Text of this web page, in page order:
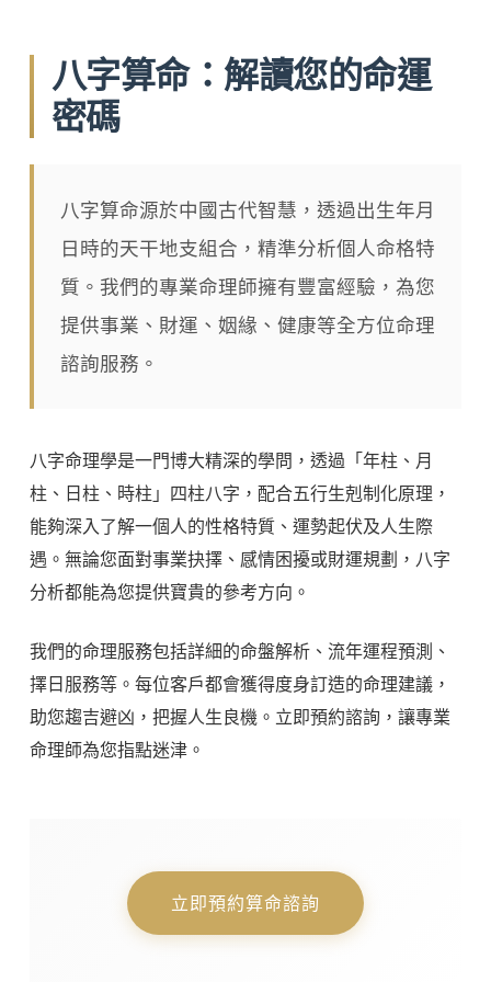
八字算命：解讀您的命運
密碼
八字算命源於中國古代智慧，透過出生年月
日時的天干地支組合，精準分析個人命格特
質。我們的專業命理師擁有豐富經驗，為您
提供事業、財運、姻緣、健康等全方位命理
諮詢服務。
八字命理學是一門博大精深的學問，透過「年柱、月
柱、日柱、時柱」四柱八字，配合五行生剋制化原理，
能夠深入了解一個人的性格特質、運勢起伏及人生際
遇。無論您面對事業抉擇、感情困擾或財運規劃，八字
分析都能為您提供寶貴的參考方向。
我們的命理服務包括詳細的命盤解析、流年運程預測、
擇日服務等。每位客戶都會獲得度身訂造的命理建議，
助您趨吉避凶，把握人生良機。立即預約諮詢，讓專業
命理師為您指點迷津。
立即預約算命諮詢